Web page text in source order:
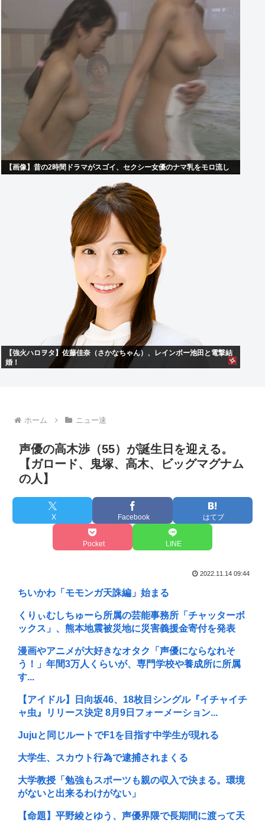
【画像】昔の2時間ドラマがスゴイ、セクシー女優のナマ乳をモロ流し
【強火ハロヲタ】佐藤佳奈（さかなちゃん）、レインボー池田と電撃結
婚！
ホーム ニュー速
声優の高木渉（55）が誕生日を迎える。
【ガロード、鬼塚、高木、ビッグマグナム
の人】
X Facebook はてブ
Pocket LINE
2022.11.14 09:44
ちいかわ「モモンガ天誅編」始まる
くりぃむしちゅーら所属の芸能事務所「チャッターボ
ックス」、熊本地震被災地に災害義援金寄付を発表
漫画やアニメが大好きなオタク「声優にならなれそ
う！」年間3万人くらいが、専門学校や養成所に所属
す...
【アイドル】日向坂46、18枚目シングル『イチャイチ
ャ虫』リリース決定 8月9日フォーメーション...
Jujuと同じルートでF1を目指す中学生が現れる
大学生、スカウト行為で逮捕されまくる
大学教授「勉強もスポーツも親の収入で決まる。環境
がないと出来るわけがない」
【命題】平野綾とゆう、声優界隈で長期間に渡って天